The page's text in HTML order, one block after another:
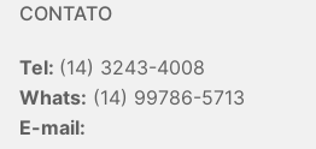
CONTATO
Tel: (14) 3243-4008
Whats: (14) 99786-5713
E-mail: